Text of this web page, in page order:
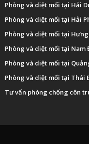
Phòng và diệt mối tại Hải
Phòng và diệt mối tại Hải
Phòng và diệt mối tại Hưng
Phòng và diệt mối tại Nam
Phòng và diệt mối tại
Phòng và diệt mối tại Thái
Tư vấn phòng chống côn